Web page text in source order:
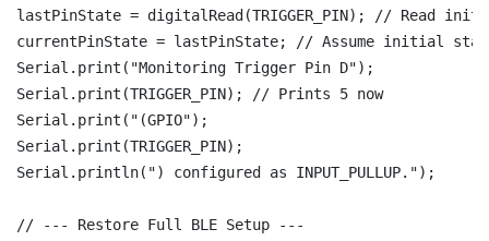
lastPinState = digitalRead(TRIGGER_PIN); // Read
currentPinState = lastPinState; // Assume initial
Serial.print("Monitoring Trigger Pin D");
Serial.print(TRIGGER_PIN); // Prints 5 now
Serial.print("(GPIO");
Serial.print(TRIGGER_PIN);
Serial.println(") configured as INPUT_PULLUP.");
// --- Restore Full BLE Setup ---